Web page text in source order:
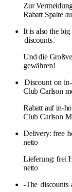
Zur
Rabatt Spalte
It is also the
discounts.
Und die
gewähren!
Discount on in-
Club Carlson
Rabatt auf in-
Club Carlson
Delivery: free
netto
Lieferung: frei
netto
-The discounts